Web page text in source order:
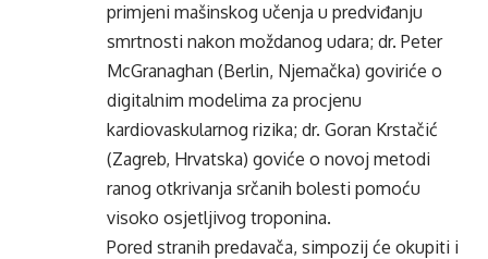
primjeni mašinskog učenja u predviđanju
smrtnosti nakon moždanog udara; dr. Peter
McGranaghan (Berlin, Njemačka) goviriće o
digitalnim modelima za procjenu
kardiovaskularnog rizika; dr. Goran Krstačić
(Zagreb, Hrvatska) goviće o novoj metodi
ranog otkrivanja srčanih bolesti pomoću
visoko osjetljivog troponina.
Pored stranih predavača, simpozij će okupiti i